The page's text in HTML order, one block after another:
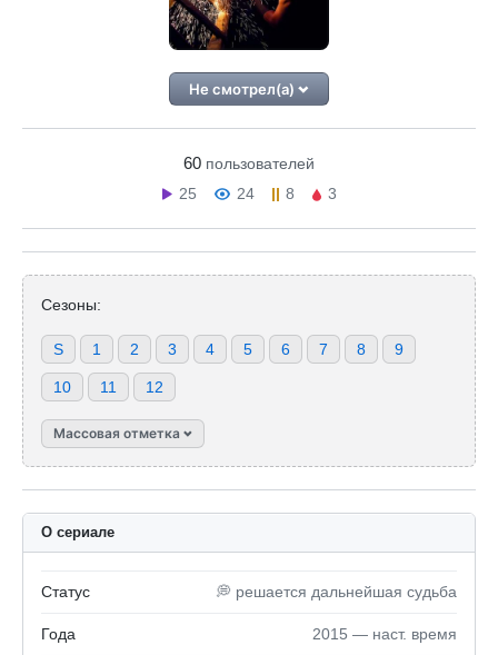
Не смотрел(а)
60 пользователей
25
24 8 3
Сезоны:
S 1 2 3 4 5 6 7 8 9
10 11 12
Массовая отметка
О сериале
Статус 💭 решается дальнейшая судьба
Года 2015 — наст. время